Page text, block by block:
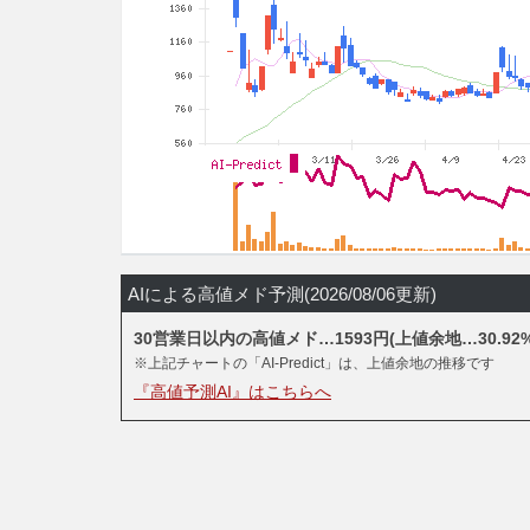
AIによる高値メド予測(2026/08/06更新)
30営業日以内の高値メド…1593円(上値余地
※上記チャートの「AI-Predict」は、上値余地の推移です
『高値予測AI』はこちらへ